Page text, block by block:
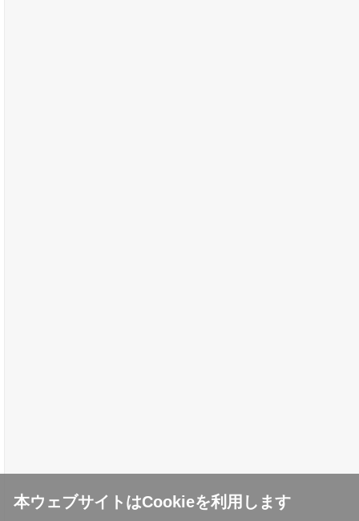
本ウェブサイトはCookieを利用します